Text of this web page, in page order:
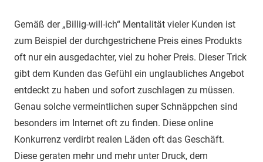
Gemäß der „Billig-will-ich“ Mentalität vieler Kunden ist
zum Beispiel der durchgestrichene Preis eines Produkts
oft nur ein ausgedachter, viel zu hoher Preis. Dieser Trick
gibt dem Kunden das Gefühl ein unglaubliches Angebot
entdeckt zu haben und sofort zuschlagen zu müssen.
Genau solche vermeintlichen super Schnäppchen sind
besonders im Internet oft zu finden. Diese online
Konkurrenz verdirbt realen Läden oft das Geschäft.
Diese geraten mehr und mehr unter Druck, dem